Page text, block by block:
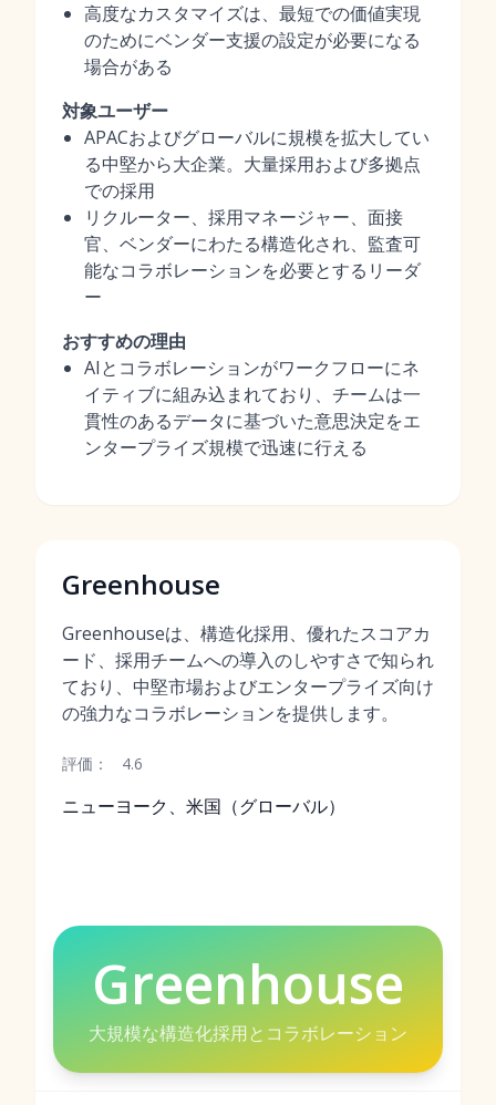
高度なカスタマイズは、最短での価値実現
のためにベンダー支援の設定が必要になる
場合がある
対象ユーザー
APACおよびグローバルに規模を拡大してい
る中堅から大企業。大量採用および多拠点
での採用
リクルーター、採用マネージャー、面接
官、ベンダーにわたる構造化され、監査可
能なコラボレーションを必要とするリーダ
ー
おすすめの理由
AIとコラボレーションがワークフローにネ
イティブに組み込まれており、チームは一
貫性のあるデータに基づいた意思決定をエ
ンタープライズ規模で迅速に行える
Greenhouse
Greenhouseは、構造化採用、優れたスコアカ
ード、採用チームへの導入のしやすさで知られ
ており、中堅市場およびエンタープライズ向け
の強力なコラボレーションを提供します。
評価： 4.6
ニューヨーク、米国（グローバル）
Greenhouse
大規模な構造化採用とコラボレーション